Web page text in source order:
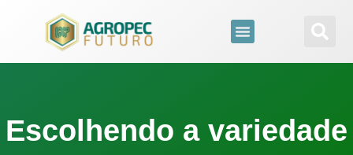
conteúdo
Escolhendo a variedade